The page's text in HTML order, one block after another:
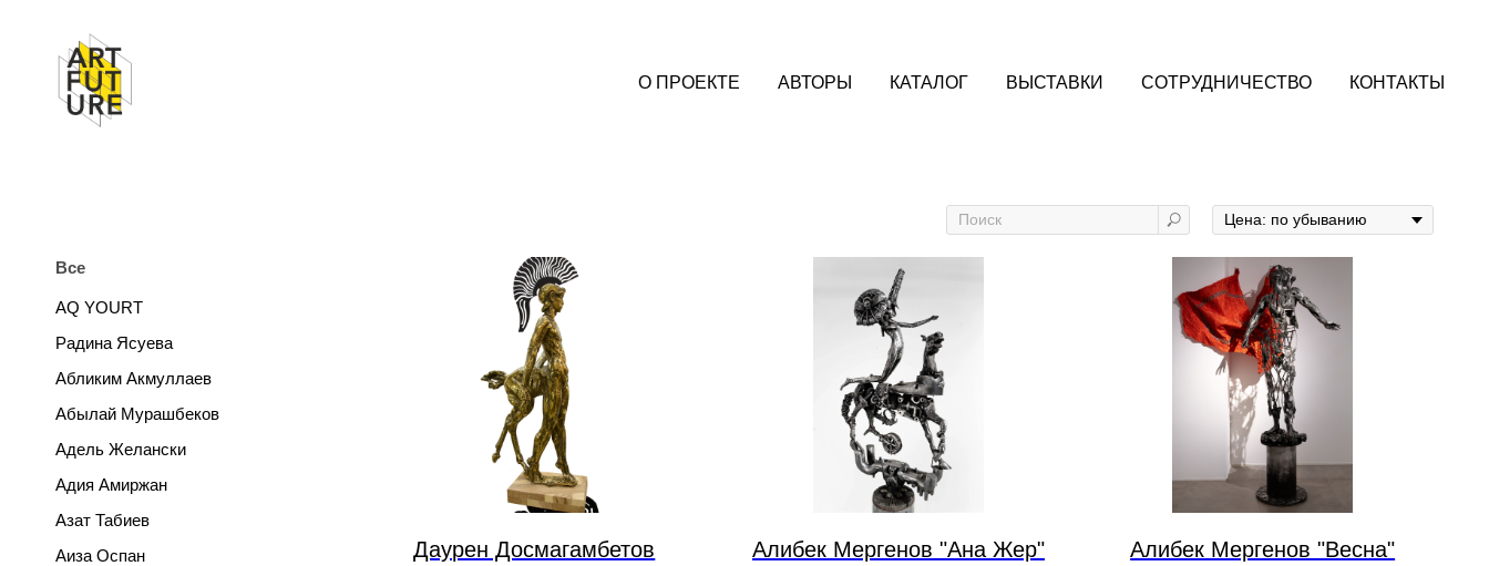
О ПРОЕКТЕ АВТОРЫ КАТАЛОГ ВЫСТАВКИ СОТРУДНИЧЕСТВО КОНТАКТЫ
Все
AQ YOURT
Радина Ясуева
Абликим Акмуллаев
Абылай Мурашбеков
Адель Желански
Адия Амиржан
Азат Табиев
Аиза Оспан
Даурен Досмагамбетов
Алибек Мергенов "Ана Жер" Алибек Мергенов "Весна"